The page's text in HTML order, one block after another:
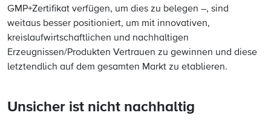
GMP+Zertifikat verfügen, um dies zu belegen –, sind
weitaus besser positioniert, um mit innovativen,
kreislaufwirtschaftlichen und nachhaltigen
Erzeugnissen/Produkten Vertrauen zu gewinnen und diese
letztendlich auf dem gesamten Markt zu etablieren.
Unsicher ist nicht nachhaltig